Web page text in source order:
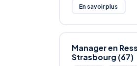
En savoir plus
Manager en
Strasbourg (67)